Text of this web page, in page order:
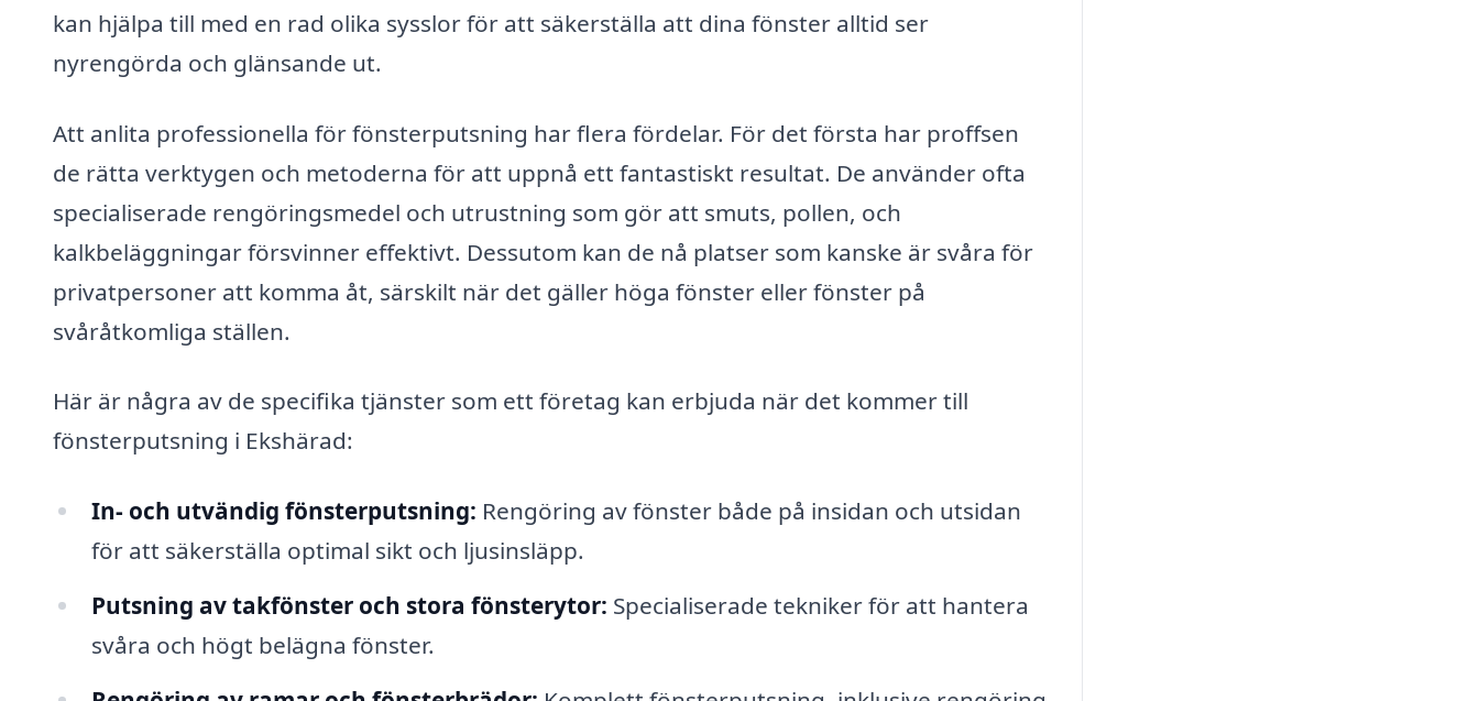
kan hjälpa till med en rad olika sysslor för att säkerställa att dina fönster alltid ser
nyrengörda och glänsande ut.
Att anlita professionella för fönsterputsning har flera fördelar. För det första har proffsen
de rätta verktygen och metoderna för att uppnå ett fantastiskt resultat. De använder ofta
specialiserade rengöringsmedel och utrustning som gör att smuts, pollen, och
kalkbeläggningar försvinner effektivt. Dessutom kan de nå platser som kanske är svåra för
privatpersoner att komma åt, särskilt när det gäller höga fönster eller fönster på
svåråtkomliga ställen.
Här är några av de specifika tjänster som ett företag kan erbjuda när det kommer till
fönsterputsning i Ekshärad:
In- och utvändig fönsterputsning: Rengöring av fönster både på insidan och utsidan
för att säkerställa optimal sikt och ljusinsläpp.
Putsning av takfönster och stora fönsterytor: Specialiserade tekniker för att hantera
svåra och högt belägna fönster.